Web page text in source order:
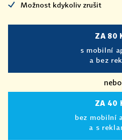
Možnost kdykoliv zrušit
ZA 80
s mobilní
a bez
nebo
ZA 40
bez mobilní
a s